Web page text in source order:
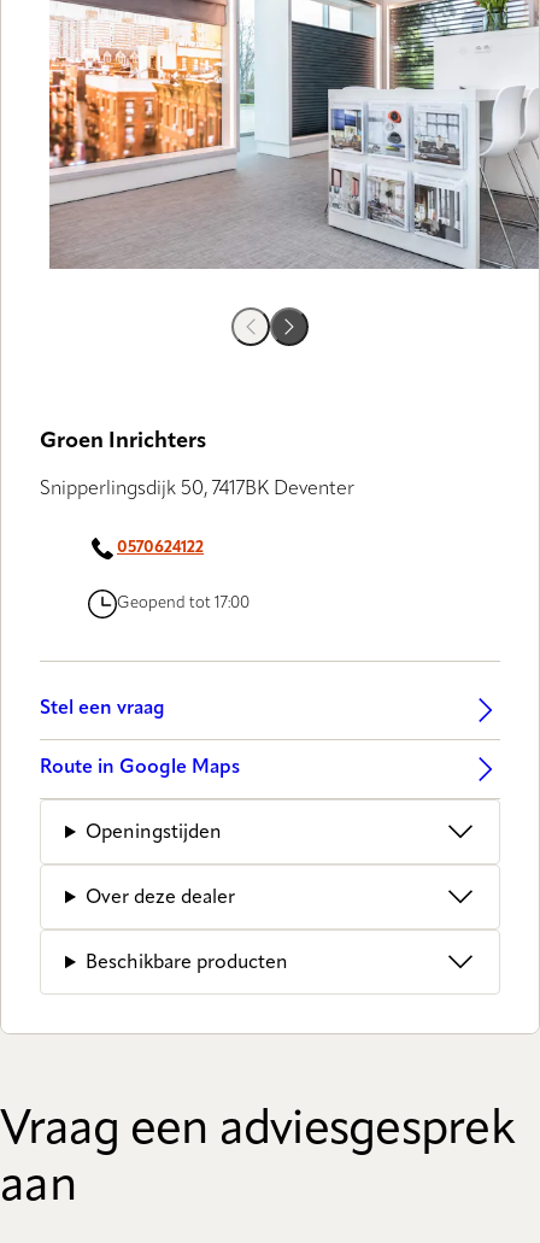
Groen Inrichters
Snipperlingsdijk 50, 7417BK Deventer
0570624122
Geopend tot 17:00
Stel een vraag
Route in Google Maps
Openingstijden
Over deze dealer
Beschikbare producten
Vraag een adviesgesprek
aan